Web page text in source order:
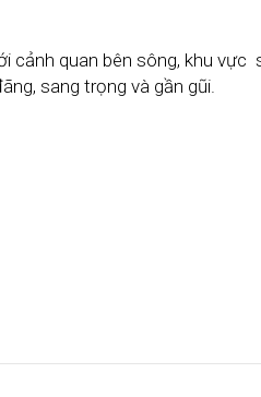
cảnh quan bên sông, khu
sang trọng và gần gũi.